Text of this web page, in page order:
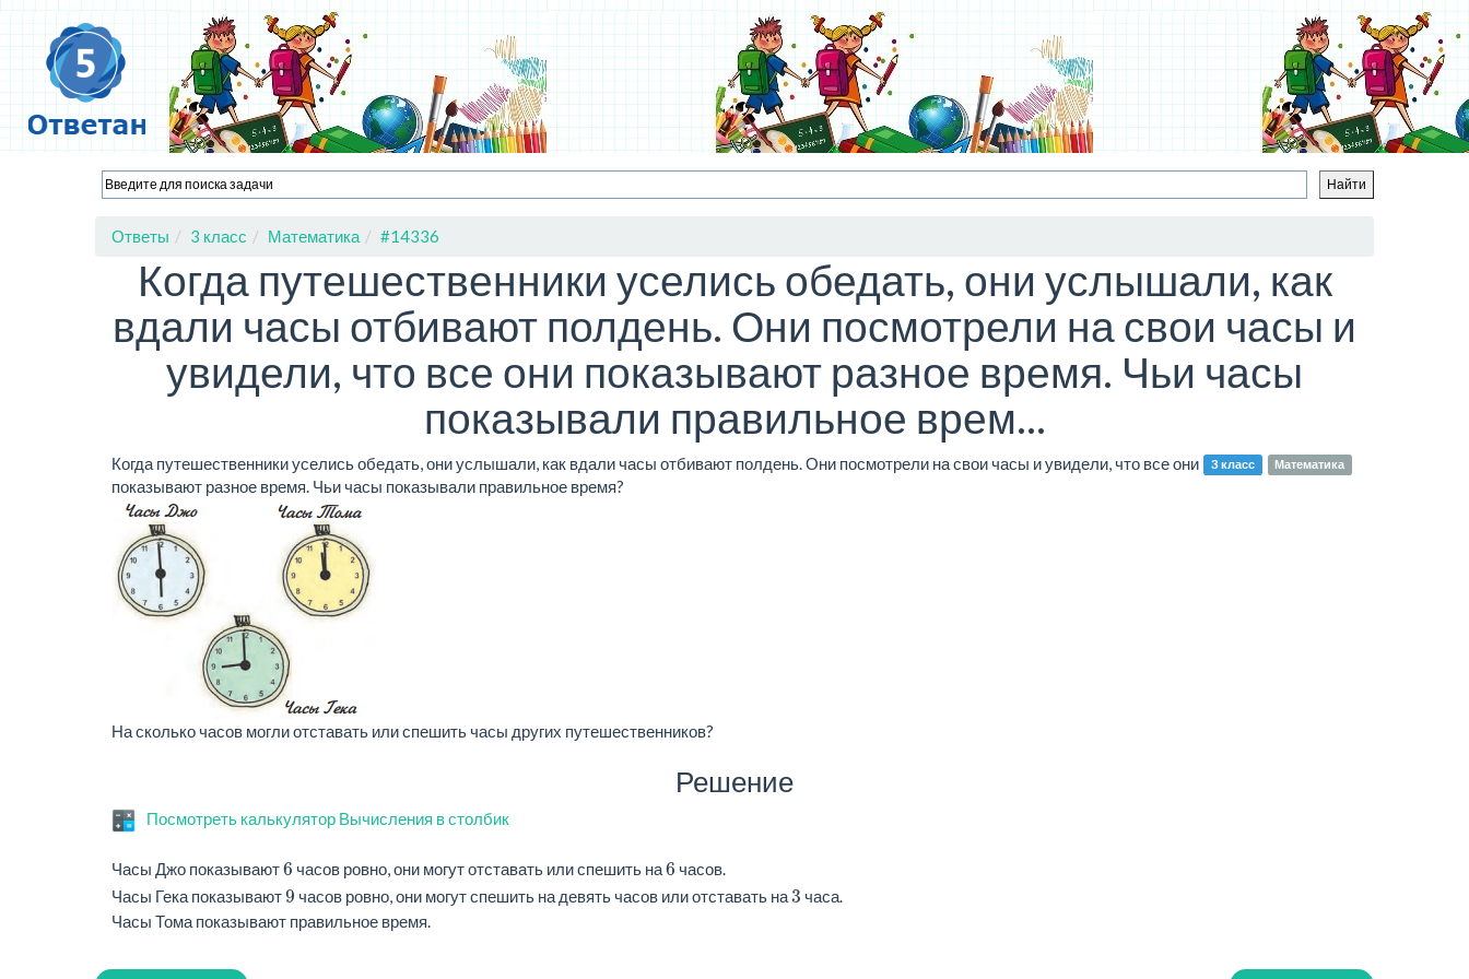
Ответы 3 класс Математика #14336
Когда путешественники уселись обедать, они услышали, как
вдали часы отбивают полдень. Они посмотрели на свои часы и
увидели, что все они показывают разное время. Чьи часы
показывали правильное врем...
3 класс Математика
Когда путешественники уселись обедать, они услышали, как вдали часы отбивают полдень. Они посмотрели на свои часы и увидели, что все они
показывают разное время. Чьи часы показывали правильное время?
На сколько часов могли отставать или спешить часы других путешественников?
Решение
Посмотреть калькулятор Вычисления в столбик
Часы Джо показывают6 часов ровно, они могут отставать или спешить на6 часов.
Часы Гека показывают9 часов ровно, они могут спешить на девять часов или отставать на3 часа.
Часы Тома показывают правильное время.